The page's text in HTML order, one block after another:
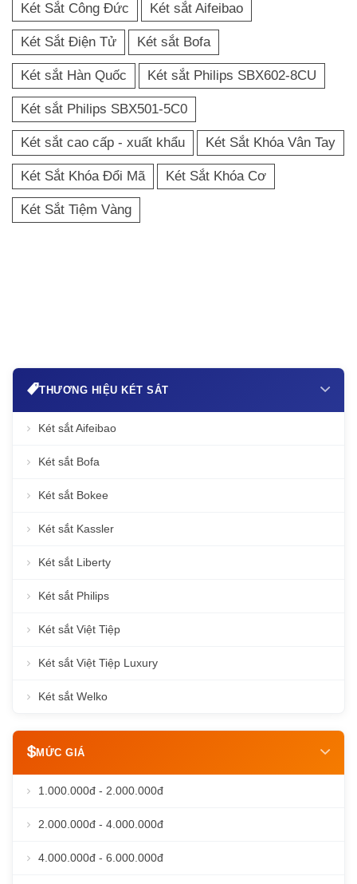
THƯƠNG HIỆU KÉT SẮT
Két sắt Aifeibao
Két sắt Bofa
Két sắt Bokee
Két sắt Kassler
Két sắt Liberty
Két sắt Philips
Két sắt Việt Tiệp
Két sắt Việt Tiệp Luxury
Két sắt Welko
MỨC GIÁ
1.000.000đ - 2.000.000đ
2.000.000đ - 4.000.000đ
4.000.000đ - 6.000.000đ
Két Sắt Công Đức Két sắt Aifeibao
Két Sắt Điện Tử Két sắt Bofa
Két sắt Hàn Quốc Két sắt Philips SBX602-8CU
Két sắt Philips SBX501-5C0
Két sắt cao cấp - xuất khẩu Két Sắt Khóa Vân Tay
Két Sắt Khóa Đổi Mã Két Sắt Khóa Cơ
Két Sắt Tiệm Vàng